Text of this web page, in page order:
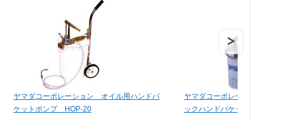
ヤマダコーポレーション オイル用ハンドバ
ケットポンプ HOP-20
ヤマダコーポレーション オ
ックハンドバケットポンプ